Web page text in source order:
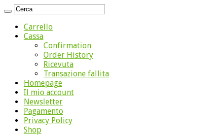
Carrello
Cassa
Confirmation
Order History
Ricevuta
Transazione fallita
Homepage
Il mio account
Newsletter
Pagamento
Privacy Policy
Shop